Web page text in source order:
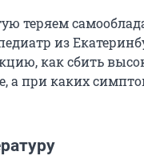
теряем
из
как сбить
а при каких